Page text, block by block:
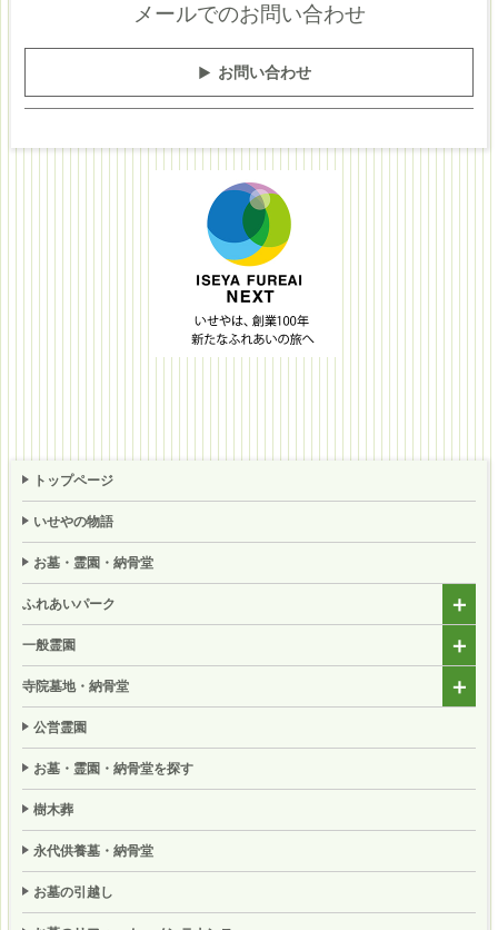
メールでのお問い合わせ
お問い合わせ
トップページ
いせやの物語
お墓・霊園・納骨堂
ふれあいパーク
一般霊園
寺院墓地・納骨堂
公営霊園
お墓・霊園・納骨堂を探す
樹木葬
永代供養墓・納骨堂
お墓の引越し